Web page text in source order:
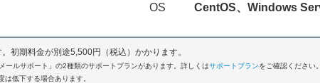
OS
CentOS、Windows
初期料金が別途5,500円（税込）かかります。
ルサポート」の2種類のサポートプランがあります。詳しくはサポートプランをご確認ください。
低下する場合あります。